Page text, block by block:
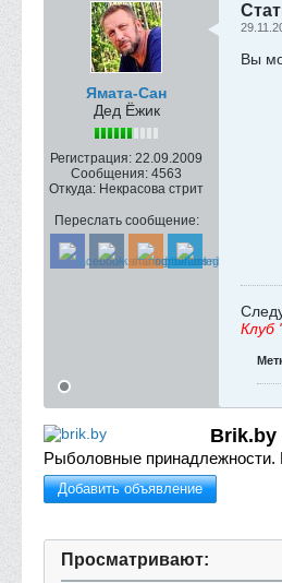
Ямата-Сан
Дед Ёжик
Регистрация: 22.09.2009
Сообщения: 4563
Откуда: Некрасова стрит
Переслать сообщение:
Вы
Клуб
Brik.by
Рыболовные принадлежности.
Добавить объявление
Просматривают: